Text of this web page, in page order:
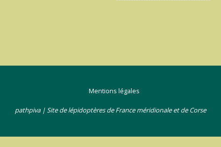
Mentions légales
pathpiva | Site de lépidoptères de France méridionale et de Corse